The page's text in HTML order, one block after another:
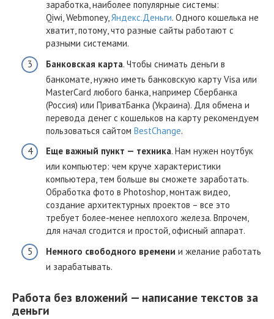
заработка, наиболее популярные системы:
Qiwi, Webmoney,Яндекс.Деньги. Одного кошелька не
хватит, потому, что разные сайты работают с
разными системами.
Банковская карта. Чтобы снимать деньги в
банкомате, нужно иметь банковскую карту Visa или
MasterCard любого банка, например Сбербанка
(Россия) или ПриватБанка (Украина). Для обмена и
перевода денег с кошельков на карту рекомендуем
пользоваться сайтом BestChange.
Еще важный пункт — техника. Нам нужен ноутбук
или компьютер: чем круче характеристики
компьютера, тем больше вы сможете заработать.
Обработка фото в Photoshop, монтаж видео,
создание архитектурных проектов – все это
требует более-менее неплохого железа. Впрочем,
для начал сгодится и простой, офисный аппарат.
Немного свободного времени и желание работать
и зарабатывать.
Работа без вложений — написание текстов за
деньги